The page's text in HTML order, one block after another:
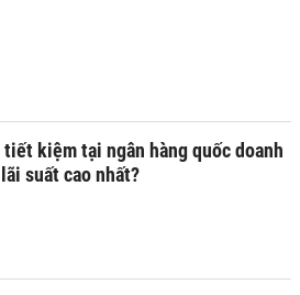
kiệm tại ngân hàng quốc doanh
suất cao nhất?